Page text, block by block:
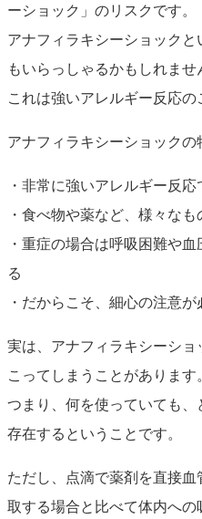
ーショック」のリスクです。
アナフィラキシーショック
もいらっしゃるかもしれませ
これは強いアレルギー反応の
アナフィラキシーショックの
・非常に強いアレルギー反応
・食べ物や薬など、様々な
・重症の場合は呼吸困難や
る
・だからこそ、細心の注意が
実は、アナフィラキシーシ
こってしまうことがあります
つまり、何を使っていても
存在するということです。
ただし、点滴で薬剤を直接
取する場合と比べて体内へ